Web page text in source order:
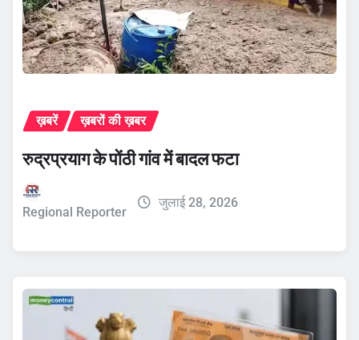
ख़बरें ख़बरों की ख़बर
रुद्रप्रयाग के पोंठी गांव में बादल फटा
Regional Reporter
जुलाई 28, 2026